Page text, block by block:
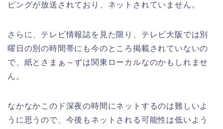
ピングが放送されており、ネットされていません。
さらに、テレビ情報誌を見た限り、テレビ大阪では別
曜日の別の時間帯にも今のところ掲載されていないの
で、紙とさまぁ～ずは関東ローカルなのかもしれませ
ん。
なかなかこのド深夜の時間にネットするのは難しいよ
うに思うので、今後もネットされる可能性は低いよう